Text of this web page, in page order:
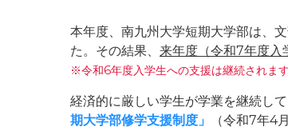
本年度、南九州大学短期大学部は、
た。その結果、 来年度（令和7年度入
※令和6年度入学生への支援は継続されます
経済的に厳しい学生が学業を継続し
期大学部修学支援制度」
（令和7年4